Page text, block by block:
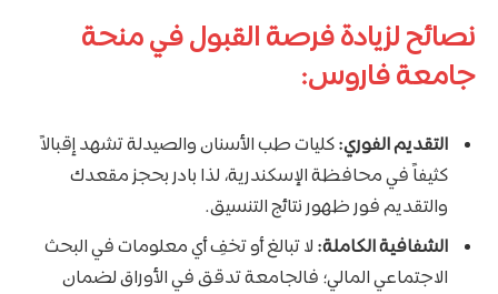
نصائح لزيادة فرصة القبول في منحة
جامعة فاروس:
التقديم الفوري:كليات طب الأسنان والصيدلة تشهد إقبالاً
كثيفاً في محافظة الإسكندرية، لذا بادر بحجز مقعدك
والتقديم فور ظهور نتائج التنسيق.
الشفافية الكاملة: لا تبالغ أو تخفِ أي معلومات في البحث
الاجتماعي المالي؛ فالجامعة تدقق في الأوراق لضمان